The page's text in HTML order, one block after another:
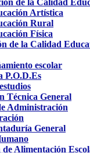
de la Calidad
Artística
Rural
Física
de la Calidad
escolar
P.O.D.Es
Técnica General
Administración
General
de Alimentación